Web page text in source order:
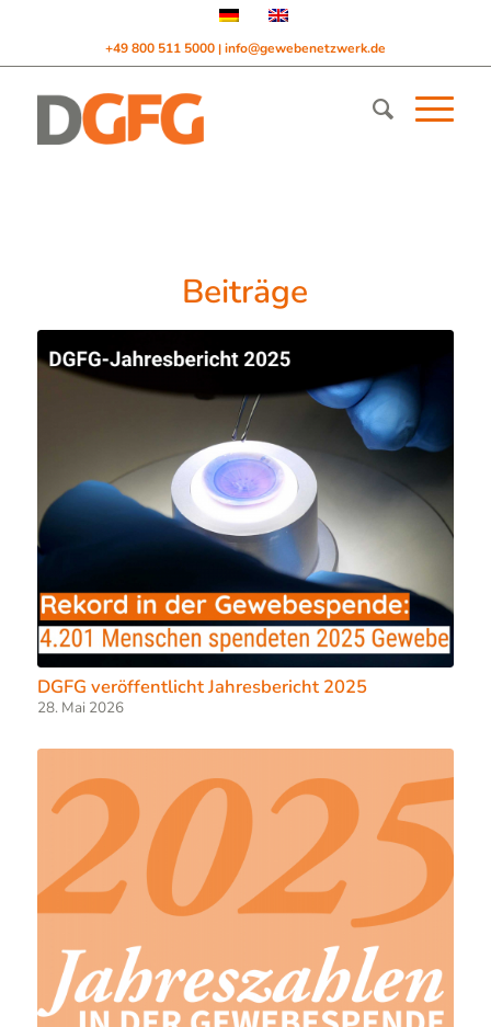
+49 800 511 5000 | info@gewebenetzwerk.de
Beiträge
DGFG veröffentlicht Jahresbericht 2025
28. Mai 2026